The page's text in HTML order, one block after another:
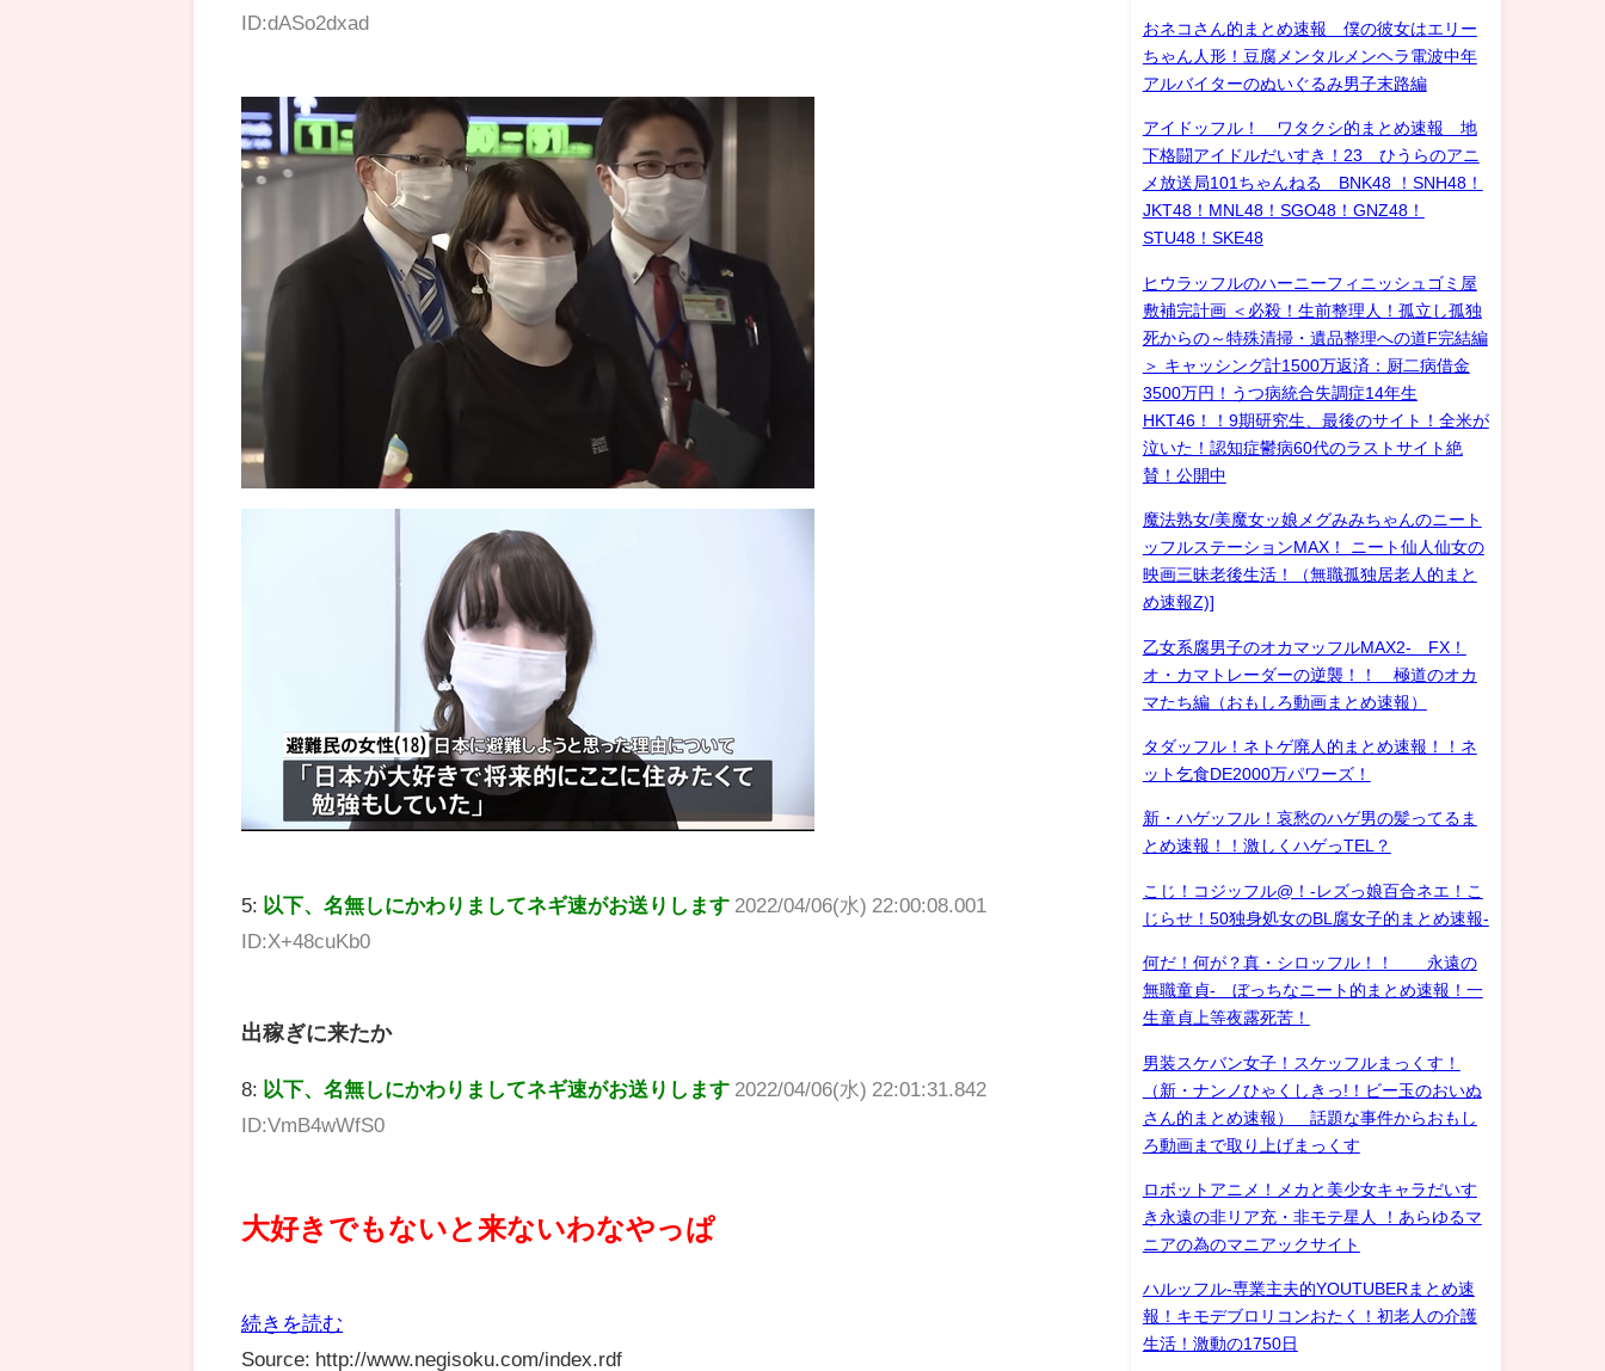
ID:dASo2dxad
5: 以下、名無しにかわりましてネギ速がお送りします 2022/04/06(水) 22:00:08.001
ID:X+48cuKb0
出稼ぎに来たか
8: 以下、名無しにかわりましてネギ速がお送りします 2022/04/06(水) 22:01:31.842
ID:VmB4wWfS0
大好きでもないと来ないわなやっぱ
続きを読む
Source: http://www.negisoku.com/index.rdf
おネコさん的まとめ速報 僕の彼女はエリー
ちゃん人形！豆腐メンタルメンヘラ電波中年
アルバイターのぬいぐるみ男子末路編
アイドッフル！ ワタクシ的まとめ速報 地
下格闘アイドルだいすき！23 ひうらのアニ
メ放送局101ちゃんねる BNK48 ！SNH48！
JKT48！MNL48！SGO48！GNZ48！
STU48！SKE48
ヒウラッフルのハーニーフィニッシュゴミ屋
敷補完計画 ＜必殺！生前整理人！孤立し孤独
死からの～特殊清掃・遺品整理への道F完結編
＞ キャッシング計1500万返済：厨二病借金
3500万円！うつ病統合失調症14年生
HKT46！！9期研究生、最後のサイト！全米が
泣いた！認知症鬱病60代のラストサイト絶
賛！公開中
魔法熟女/美魔女ッ娘メグみみちゃんのニート
ッフルステーションMAX！ ニート仙人仙女の
映画三昧老後生活！（無職孤独居老人的まと
め速報Z)]
乙女系腐男子のオカマッフルMAX2- FX！
オ・カマトレーダーの逆襲！！ 極道のオカ
マたち編（おもしろ動画まとめ速報）
タダッフル！ネトゲ廃人的まとめ速報！！ネ
ット乞食DE2000万パワーズ！
新・ハゲッフル！哀愁のハゲ男の髪ってるま
とめ速報！！激しくハゲっTEL？
こじ！コジッフル@！-レズっ娘百合ネエ！こ
じらせ！50独身処女のBL腐女子的まとめ速報-
何だ！何が？真・シロッフル！！ 永遠の
無職童貞- ぼっちなニート的まとめ速報！一
生童貞上等夜露死苦！
男装スケバン女子！スケッフルまっくす！
（新・ナンノひゃくしきっ!！ビー玉のおいぬ
さん的まとめ速報） 話題な事件からおもし
ろ動画まで取り上げまっくす
ロボットアニメ！メカと美少女キャラだいす
き永遠の非リア充・非モテ星人 ！あらゆるマ
ニアの為のマニアックサイト
ハルッフル-専業主夫的YOUTUBERまとめ速
報！キモデブロリコンおたく！初老人の介護
生活！激動の1750日